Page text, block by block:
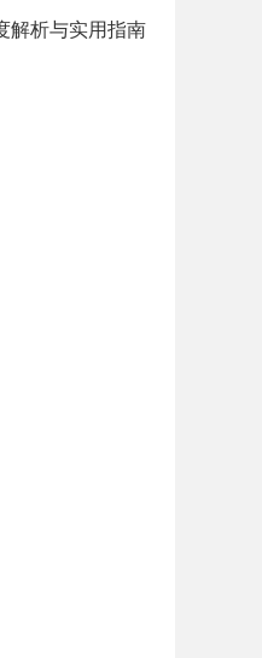
解析与实用指南